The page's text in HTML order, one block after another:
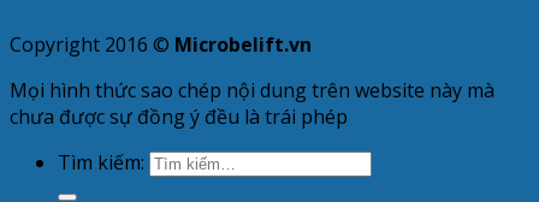
Copyright 2016 © Microbelift.vn
Mọi hình thức sao chép nội dung trên website này mà
chưa được sự đồng ý đều là trái phép
Tìm kiếm: